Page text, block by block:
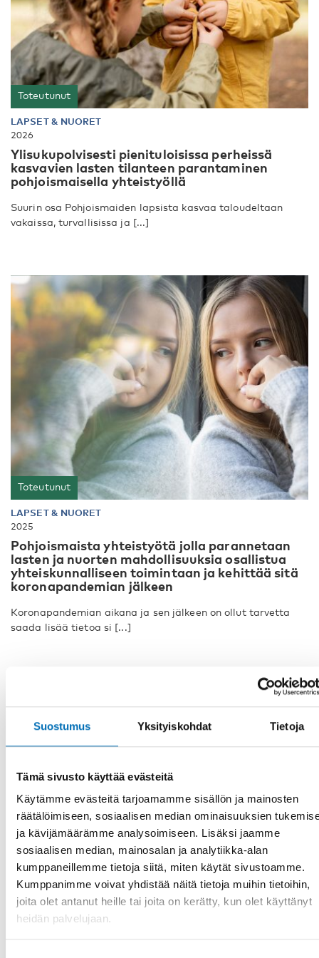
Suostumus Yksityiskohdat Tietoja
Tämä sivusto käyttää evästeitä
Käytämme evästeitä tarjoamamme sisällön ja mainosten
räätälöimiseen, sosiaalisen median ominaisuuksien
ja kävijämäärämme analysoimiseen. Lisäksi jaamme
sosiaalisen median, mainosalan ja analytiikka-alan
kumppaneillemme tietoja siitä, miten käytät sivustoamme.
Kumppanimme voivat yhdistää näitä tietoja muihin tietoihin,
joita olet antanut heille tai joita on kerätty, kun olet käyttänyt
heidän palvelujaan.
Toteutunut
LAPSET & NUORET
2026
Ylisukupolvisesti pienituloisissa perheissä
kasvavien lasten tilanteen parantaminen
pohjoismaisella yhteistyöllä
Suurin osa Pohjoismaiden lapsista kasvaa taloudeltaan
vakaissa, turvallisissa ja [...]
Toteutunut
LAPSET & NUORET
2025
Pohjoismaista yhteistyötä jolla parannetaan
lasten ja nuorten mahdollisuuksia osallistua
yhteiskunnalliseen toimintaan ja kehittää sitä
koronapandemian jälkeen
Koronapandemian aikana ja sen jälkeen on ollut tarvetta
saada lisää tietoa si [...]
Toteutunut
KANSANTERVEYS